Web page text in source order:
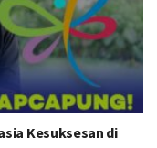
Kesuksesan di